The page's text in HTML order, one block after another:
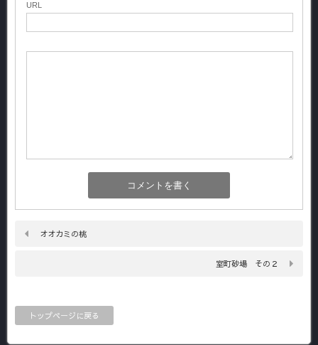
URL
オオカミの桃
室町砂場 その２
トップページに戻る